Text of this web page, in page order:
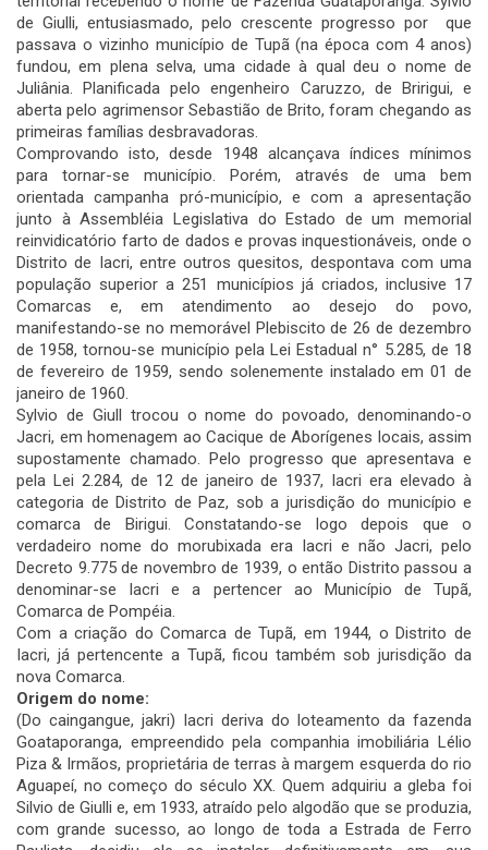
de Giulli, entusiasmado, pelo crescente progresso por que
passava o vizinho município de Tupã (na época com 4 anos)
fundou, em plena selva, uma cidade à qual deu o nome de
Juliânia. Planificada pelo engenheiro Caruzzo, de Bririgui, e
aberta pelo agrimensor Sebastião de Brito, foram chegando as
primeiras famílias desbravadoras.
Comprovando isto, desde 1948 alcançava índices mínimos
para tornar-se município. Porém, através de uma bem
orientada campanha pró-município, e com a apresentação
junto à Assembléia Legislativa do Estado de um memorial
reinvidicatório farto de dados e provas inquestionáveis, onde o
Distrito de Iacri, entre outros quesitos, despontava com uma
população superior a 251 municípios já criados, inclusive 17
Comarcas e, em atendimento ao desejo do povo,
manifestando-se no memorável Plebiscito de 26 de dezembro
de 1958, tornou-se município pela Lei Estadual n° 5.285, de 18
de fevereiro de 1959, sendo solenemente instalado em 01 de
janeiro de 1960.
Sylvio de Giull trocou o nome do povoado, denominando-o
Jacri, em homenagem ao Cacique de Aborígenes locais, assim
supostamente chamado. Pelo progresso que apresentava e
pela Lei 2.284, de 12 de janeiro de 1937, Iacri era elevado à
categoria de Distrito de Paz, sob a jurisdição do município e
comarca de Birigui. Constatando-se logo depois que o
verdadeiro nome do morubixada era Iacri e não Jacri, pelo
Decreto 9.775 de novembro de 1939, o então Distrito passou a
denominar-se Iacri e a pertencer ao Município de Tupã,
Comarca de Pompéia.
Com a criação do Comarca de Tupã, em 1944, o Distrito de
Iacri, já pertencente a Tupã, ficou também sob jurisdição da
nova Comarca.
Origem do nome:
(Do caingangue, jakri) Iacri deriva do loteamento da fazenda
Goataporanga, empreendido pela companhia imobiliária Lélio
Piza & Irmãos, proprietária de terras à margem esquerda do rio
Aguapeí, no começo do século XX. Quem adquiriu a gleba foi
Silvio de Giulli e, em 1933, atraído pelo algodão que se produzia,
com grande sucesso, ao longo de toda a Estrada de Ferro